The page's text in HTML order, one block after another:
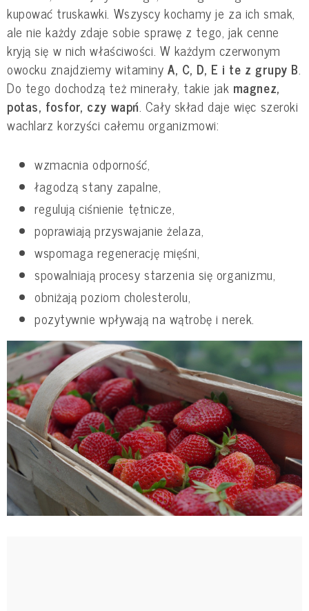
kupować truskawki. Wszyscy kochamy je za ich smak,
ale nie każdy zdaje sobie sprawę z tego, jak cenne
kryją się w nich właściwości. W każdym czerwonym
owocku znajdziemy witaminy A, C, D, E i te z grupy B.
Do tego dochodzą też minerały, takie jak magnez,
potas, fosfor, czy wapń. Cały skład daje więc szeroki
wachlarz korzyści całemu organizmowi:
wzmacnia odporność,
łagodzą stany zapalne,
regulują ciśnienie tętnicze,
poprawiają przyswajanie żelaza,
wspomaga regenerację mięśni,
spowalniają procesy starzenia się organizmu,
obniżają poziom cholesterolu,
pozytywnie wpływają na wątrobę i nerek.